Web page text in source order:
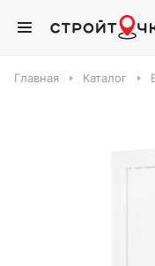
Главная Каталог